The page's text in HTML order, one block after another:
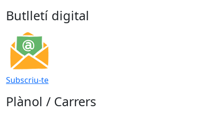
Butlletí digital
Subscriu-te
Plànol / Carrers